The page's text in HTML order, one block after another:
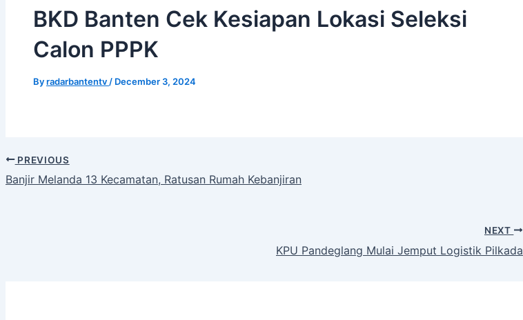
BKD Banten Cek Kesiapan Lokasi Seleksi
Calon PPPK
Byradarbantentv / December 3, 2024
PREVIOUS
Banjir Melanda 13 Kecamatan, Ratusan Rumah Kebanjiran
NEXT
KPU Pandeglang Mulai Jemput Logistik Pilkada